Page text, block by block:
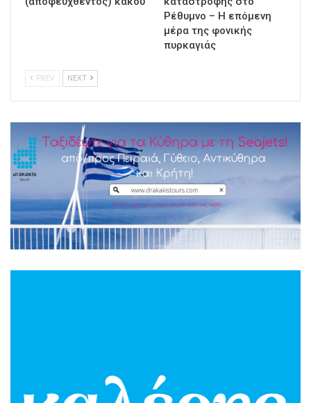
Ρέθυμνο – Η επόμενη
μέρα της φονικής
πυρκαγιάς
PREV NEXT